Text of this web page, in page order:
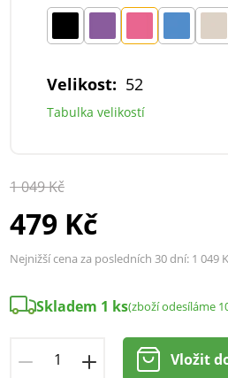
Velikost: 52
Tabulka velikostí
1 049 Kč
479 Kč
Nejnižší cena za posledních 30 dní: 1 049
Skladem 1 ks(zboží odesíláme
Vložit